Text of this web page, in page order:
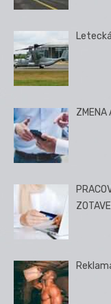
ZMENA